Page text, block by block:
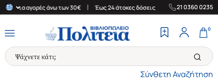
για αγορές άνω των 30€ Έως 24 άτοκες δόσεις | Δωρεάν
21 0360 0235
Σύνθετη Αναζήτηση
0